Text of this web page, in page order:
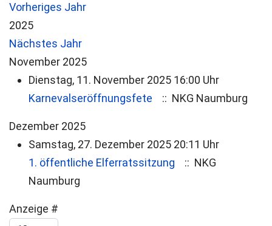
Vorheriges Jahr
2025
Nächstes Jahr
November 2025
Dienstag, 11. November 2025 16:00 Uhr
Karnevalseröffnungsfete
:: NKG Naumburg
Dezember 2025
Samstag, 27. Dezember 2025 20:11 Uhr
1. öffentliche Elferratssitzung
:: NKG
Naumburg
Limite der Paginierungsliste
Anzeige #